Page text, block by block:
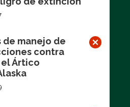
de manejo de
contra
Ártico